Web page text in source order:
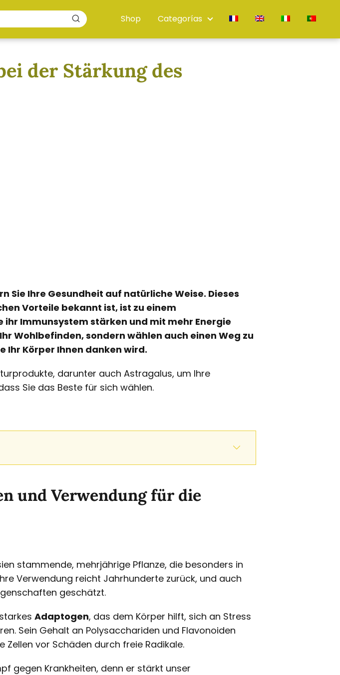
Shop Categorías
der Stärkung des
Sie Ihre Gesundheit auf natürliche Weise. Dieses
Vorteile bekannt ist, ist zu einem
Immunsystem stärken und mit mehr Energie
Wohlbefinden, sondern wählen auch einen Weg zu
Ihr Körper Ihnen danken wird.
darunter auch Astragalus, um Ihre
Sie das Beste für sich wählen.
und Verwendung für die
stammende, mehrjährige Pflanze, die besonders in
Verwendung reicht Jahrhunderte zurück, und auch
geschätzt.
Adaptogen, das dem Körper hilft, sich an Stress
Sein Gehalt an Polysacchariden und Flavonoiden
vor Schäden durch freie Radikale.
gegen Krankheiten, denn er stärkt unser